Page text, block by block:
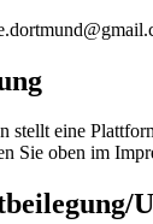
stellt eine
Sie oben im